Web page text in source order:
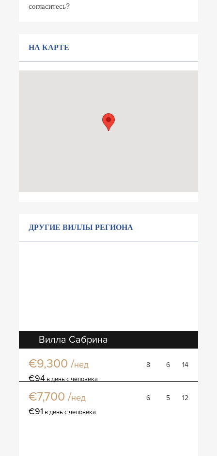
согласитесь?
НА КАРТЕ
ДРУГИЕ ВИЛЛЫ РЕГИОНА
Вилла Сабрина
€9,300 /нед 8 6 14
€94 в день с человека
Вилла Калифорниа
€7,700 /нед 6 5 12
€91 в день с человека